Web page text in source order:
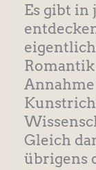
Es gibt in
Gleich
übrigens